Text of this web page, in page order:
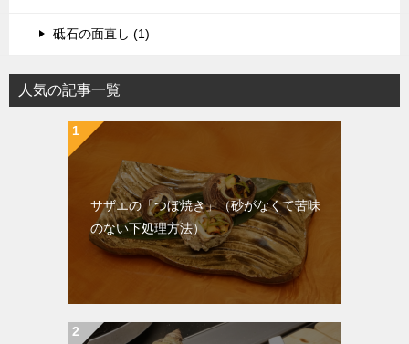
砥石の面直し (1)
人気の記事一覧
サザエの「つぼ焼き」（砂がなくて苦味
のない下処理方法）